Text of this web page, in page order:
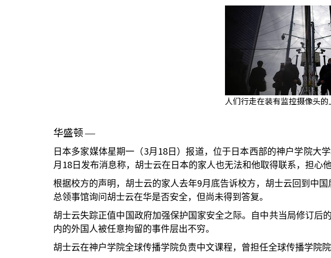
人们行走在装有监控摄像头的
华盛顿 —
日本多家媒体星期一（ 3月 18日）报道，位于日本西部的神户学院大
月 18 日发布消息称，胡士云在日本的家人也无法和他取得联系，担心
根据校方的声明，胡士云的家人去年9月底告诉校方，胡士云回到中
总领事馆询问胡士云在华是否安全，但尚未得到答复。
胡士云失踪正值中国政府加强保护国家安全之际。自中共当局修订后
内的外国人被任意拘留的事件层出不穷。
胡士云在神户学院全球传播学院负责中文课程，曾担任全球传播学院